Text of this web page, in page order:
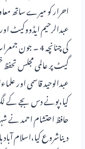
احرار کو میرے ساتھ
عبدالرحیم ایڈووکیٹ
کی چنانچہ 4 ۔
گیٹ پر عالمی مجلس
عبدالوحید قاسمی اور
کیا،پونے دس بجے کے
حافظ احتشام احمد
دیناشروع کیا،اسلام